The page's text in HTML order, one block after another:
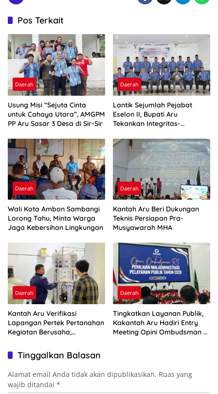
Pos Terkait
Daerah
Usung Misi “Sejuta Cinta
untuk Cahaya Utara”, AMGPM
PP Aru Sasar 3 Desa di Sir-Sir
Daerah
Lantik Sejumlah Pejabat
Eselon II, Bupati Aru
Tekankan Integritas-
Daerah
Wali Kota Ambon Sambangi
Lorong Tahu, Minta Warga
Jaga Kebersihan Lingkungan
Daerah
Kantah Aru Beri Dukungan
Teknis Persiapan Pra-
Musyawarah MHA
Daerah
Kantah Aru Verifikasi
Lapangan Pertek Pertanahan
Kegiatan Berusaha,
Daerah
Tingkatkan Layanan Publik,
Kakantah Aru Hadiri Entry
Meeting Opini Ombudsman RI
Tinggalkan Balasan
Alamat email Anda tidak akan dipublikasikan. Ruas yang
wajib ditandai *